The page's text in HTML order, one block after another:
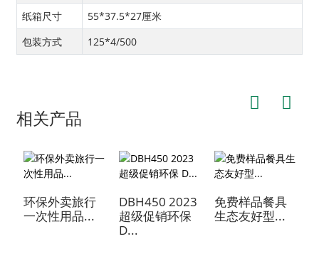
纸箱尺寸
55*37.5*27厘米
包装方式
125*4/500
相关产品
环保外卖旅行
一次性用品...
DBH450 2023
超级促销环保
D...
免费样品餐具
生态友好型...